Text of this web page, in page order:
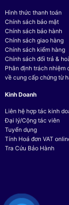
Hình thức thanh toán
Chính sách bảo mật
Chính sách bảo hành
Chính sách giao hàng
Chính sách kiểm hàng
Chính sách đổi trả &
Phân định trách nhiệm
về cung cấp chứng từ
Kinh Doanh
Liên hệ hợp tác kinh
Đại lý/Cộng tác viên
Tuyển dụng
Tính Hoá đơn VAT
Tra Cứu Bảo Hành